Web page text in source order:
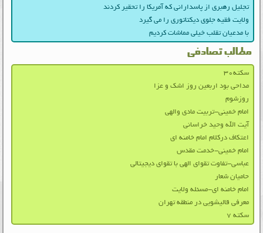
تجلیل رهبری از پاسدارانی که آمریکا را تحقیر کردند
ولایت فقیه جلوی دیکتاتوری را می گیرد
با مدعیان تقلب خیلی مماشات کردیم
مطالب تصادفی
سکته۳۰
مداحی بود اربعین روز اشک و عزا
روزشوم
امام خمینی-تربیت مادی والهی
آیت الله وحید خراسانی
اعتکاف درکلام امام خامنه ای
امام خمینی-خدمت مقدس
عباسی-تفاوت تقوای الهی با تقوای دیجیتالی
حامیان شعار
امام خامنه ای-مسئله ولایت
معرفی قالیشویی در منطقه تهران
سکته ۷